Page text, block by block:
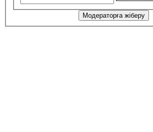
Модераторға жіберу